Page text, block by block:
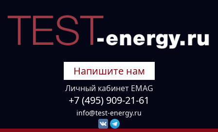
Напишите нам
Личный кабинет EMAG
+7 (495) 909-21-61
info@test-energy.ru